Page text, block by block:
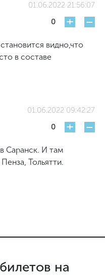
01.06.2022 21:56:07
0
+ -
видно,что
в составе
01.06.2022 09:42:27
0
+ -
Саранск. И там
Тольятти.
на